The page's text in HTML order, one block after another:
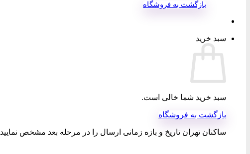
بازگشت به فروشگاه
سبد خرید
سبد خرید شما خالی است.
بازگشت به فروشگاه
ساکنان تهران تاریخ و بازه زمانی ارسال را در مرحله بعد مشخص نمایید